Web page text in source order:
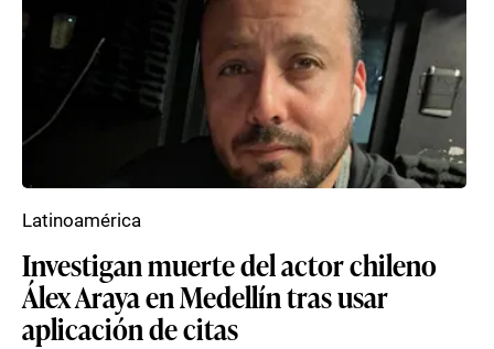
Investigan muerte del actor chileno
Álex Araya en Medellín tras usar
aplicación de citas
Latinoamérica